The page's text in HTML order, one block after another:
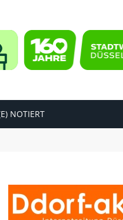
NOTIERT
heute